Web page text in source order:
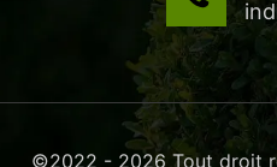
©2022 - 2026 Tout droit